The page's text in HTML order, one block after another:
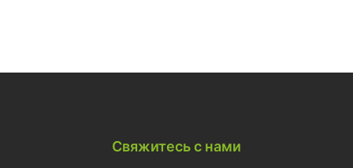
Свяжитесь с нами